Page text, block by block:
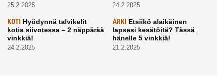
25.2.2025 24.2.2025
KOTI Hyödynnä talvikelit
kotia siivotessa – 2 näppärää
vinkkiä!
24.2.2025
ARKI Etsiikö alaikäinen
lapsesi kesätöitä? Tässä
hänelle 5 vinkkiä!
21.2.2025